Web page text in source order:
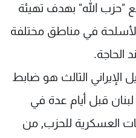
"حزب الله" بهدف تهيئة
الأسلحة في مناطق مختلفة
الحاجة.
الإيراني الثالث هو ضابط
قبل أيام عدة في
العسكرية للحزب, من